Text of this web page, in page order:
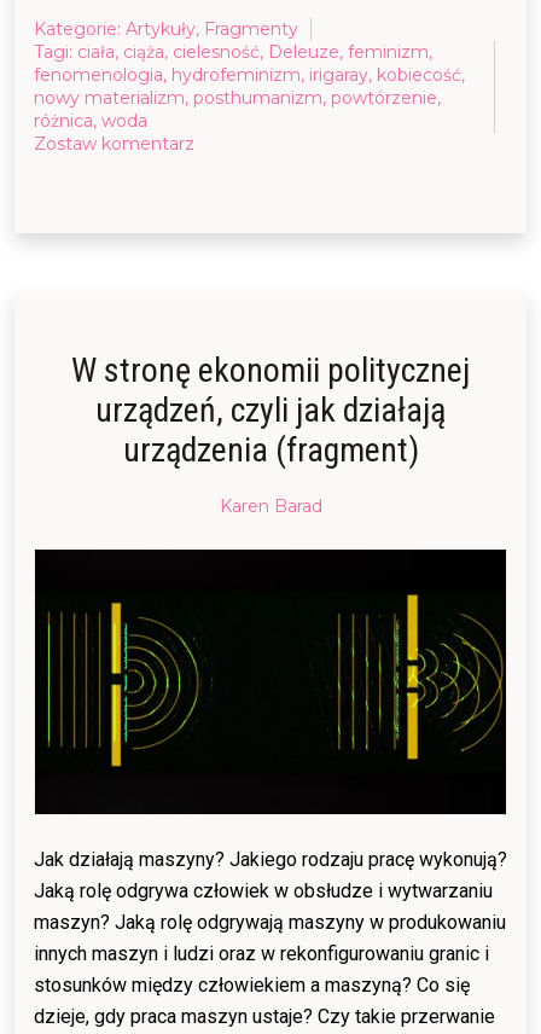
Kategorie: Artykuły, Fragmenty
Tagi: ciała, ciąża, cielesność, Deleuze, feminizm,
fenomenologia, hydrofeminizm, irigaray, kobiecość,
nowy materializm, posthumanizm, powtórzenie,
różnica, woda
Zostaw komentarz
Irigaray
W stronę ekonomii politycznej
urządzeń, czyli jak działają
urządzenia (fragment)
Posted
19/06/202419/06/2024
Karen Barad
Jak działają maszyny? Jakiego rodzaju pracę wykonują?
Jaką rolę odgrywa człowiek w obsłudze i wytwarzaniu
maszyn? Jaką rolę odgrywają maszyny w produkowaniu
innych maszyn i ludzi oraz w rekonfigurowaniu granic i
stosunków między człowiekiem a maszyną? Co się
dzieje, gdy praca maszyn ustaje? Czy takie przerwanie